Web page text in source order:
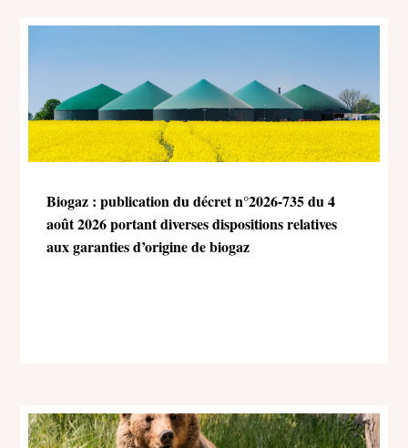
Biogaz : publication du décret n°2026-735 du 4
août 2026 portant diverses dispositions relatives
aux garanties d’origine de biogaz